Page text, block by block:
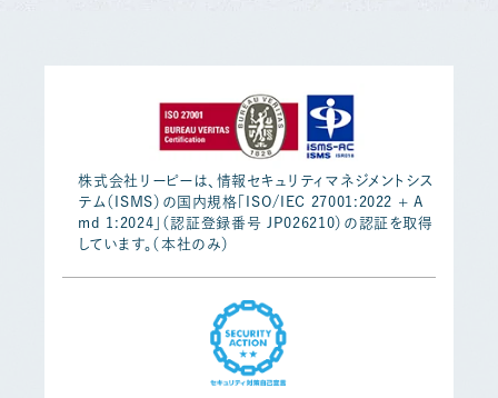
株式会社リーピーは、情報セキュリティマネジメントシス
テム（ISMS）の国内規格「ISO/IEC 27001:2022 + A
md 1:2024」（認証登録番号 JP026210）の認証を取得
しています。（本社のみ）